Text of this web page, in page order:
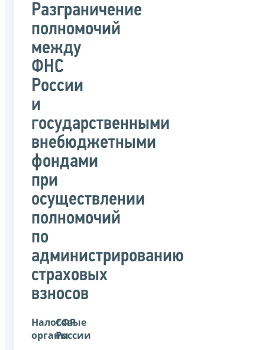
Разграничение
полномочий
между
ФНС
России
и
государственными
внебюджетными
фондами
при
осуществлении
полномочий
по
администрированию
страховых
взносов
Налоговые
органы
СФР
России